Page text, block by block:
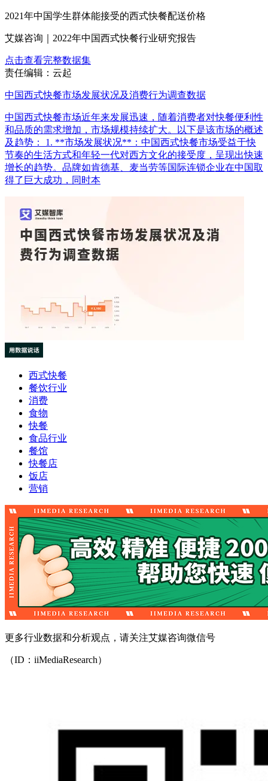
2021年中国学生群体能接受的西式快餐配送价格
艾媒咨询｜2022年中国西式快餐行业研究报告
点击查看完整数据集
责任编辑：云起
中国西式快餐市场发展状况及消费行为调查数据
中国西式快餐市场近年来发展迅速，随着消费者对快餐便利性
和品质的需求增加，市场规模持续扩大。以下是该市场的概述
及趋势： 1. **市场发展状况**：中国西式快餐市场受益于快
节奏的生活方式和年轻一代对西方文化的接受度，呈现出快速
增长的趋势。品牌如肯德基、麦当劳等国际连锁企业在中国取
得了巨大成功，同时本
西式快餐
餐饮行业
消费
食物
快餐
食品行业
餐馆
快餐店
饭店
营销
更多行业数据和分析观点，请关注艾媒咨询微信号
（ID：iiMediaResearch）